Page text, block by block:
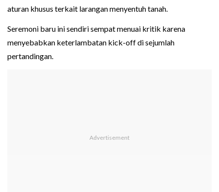
aturan khusus terkait larangan menyentuh tanah.
Seremoni baru ini sendiri sempat menuai kritik karena
menyebabkan keterlambatan kick-off di sejumlah
pertandingan.